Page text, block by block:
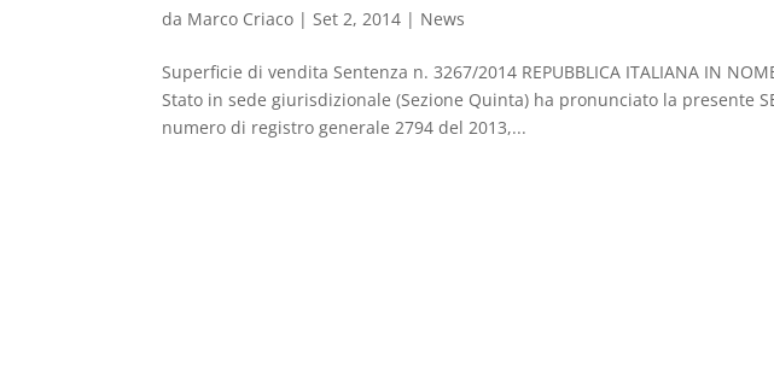
da Marco Criaco | Set 2, 2014 | News
Superficie di vendita Sentenza n. 3267/2014 REPUBBLICA ITALIANA IN
Stato in sede giurisdizionale (Sezione Quinta) ha pronunciato la presente
numero di registro generale 2794 del 2013,...